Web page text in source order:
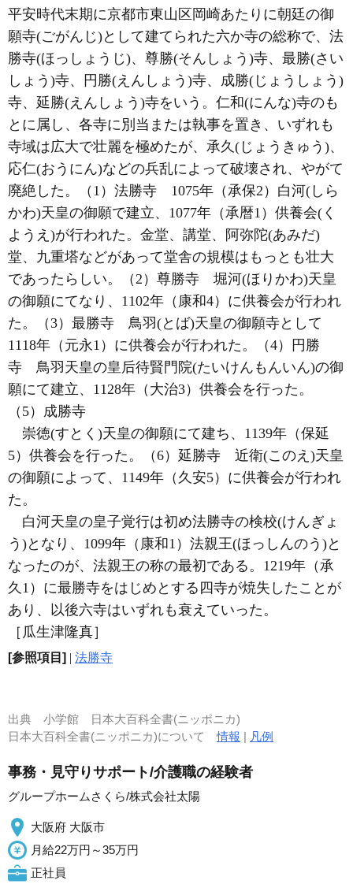
平安時代末期に京都市東山区岡崎あたりに朝廷の御
願寺(ごがんじ)として建てられた六か寺の総称で、法
勝寺(ほっしょうじ)、尊勝(そんしょう)寺、最勝(さい
しょう)寺、円勝(えんしょう)寺、成勝(じょうしょう)
寺、延勝(えんしょう)寺をいう。仁和(にんな)寺のも
とに属し、各寺に別当または執事を置き、いずれも
寺域は広大で壮麗を極めたが、承久(じょうきゅう)、
応仁(おうにん)などの兵乱によって破壊され、やがて
廃絶した。（1）法勝寺 1075年（承保2）白河(しら
かわ)天皇の御願で建立、1077年（承暦1）供養会(く
ようえ)が行われた。金堂、講堂、阿弥陀(あみだ)
堂、九重塔などがあって堂舎の規模はもっとも壮大
であったらしい。（2）尊勝寺 堀河(ほりかわ)天皇
の御願にてなり、1102年（康和4）に供養会が行われ
た。（3）最勝寺 鳥羽(とば)天皇の御願寺として
1118年（元永1）に供養会が行われた。（4）円勝
寺 鳥羽天皇の皇后待賢門院(たいけんもんいん)の御
願にて建立、1128年（大治3）供養会を行った。
（5）成勝寺
崇徳(すとく)天皇の御願にて建ち、1139年（保延
5）供養会を行った。（6）延勝寺 近衛(このえ)天皇
の御願によって、1149年（久安5）に供養会が行われ
た。
白河天皇の皇子覚行は初め法勝寺の検校(けんぎょ
う)となり、1099年（康和1）法親王(ほっしんのう)と
なったのが、法親王の称の最初である。1219年（承
久1）に最勝寺をはじめとする四寺が焼失したことが
あり、以後六寺はいずれも衰えていった。
［瓜生津隆真］
[参照項目] | 法勝寺
出典 小学館 日本大百科全書(ニッポニカ)
日本大百科全書(ニッポニカ)について情報 | 凡例
事務・見守りサポート/介護職の経験者
グループホームさくら/株式会社太陽
大阪府 大阪市
月給22万円～35万円
正社員